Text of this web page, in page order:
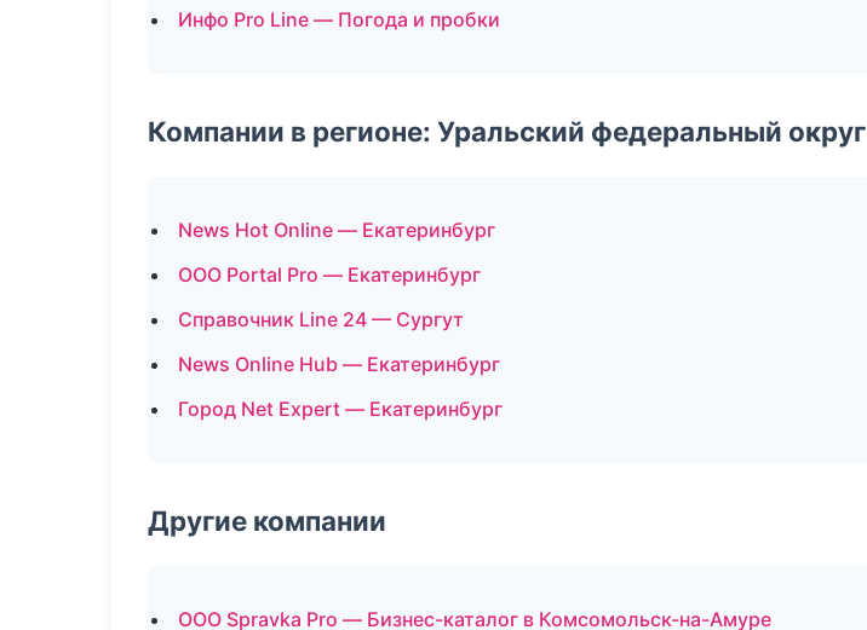
Инфо Pro Line — Погода и пробки
Компании в регионе: Уральский федеральный округ
News Hot Online — Екатеринбург
ООО Portal Pro — Екатеринбург
Справочник Line 24 — Сургут
News Online Hub — Екатеринбург
Город Net Expert — Екатеринбург
Другие компании
ООО Spravka Pro — Бизнес-каталог в Комсомольск-на-Амуре